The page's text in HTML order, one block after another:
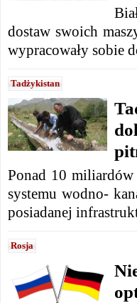
dostaw swoich
wypracowały sobie
Tadżykistan
Ponad 10 miliardów
systemu wodno-
posiadanej
Rosja